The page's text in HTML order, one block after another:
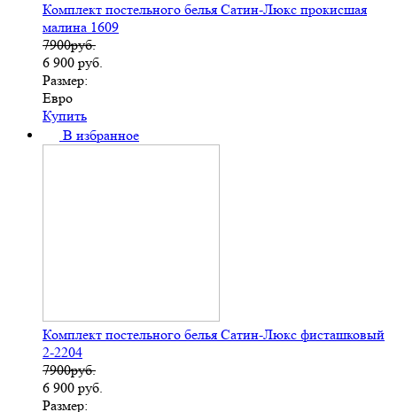
Комплект постельного белья Сатин-Люкс прокисшая
малина 1609
7900руб.
6 900 руб.
Размер:
Евро
Купить
В избранное
Комплект постельного белья Сатин-Люкс фисташковый
2-2204
7900руб.
6 900 руб.
Размер: